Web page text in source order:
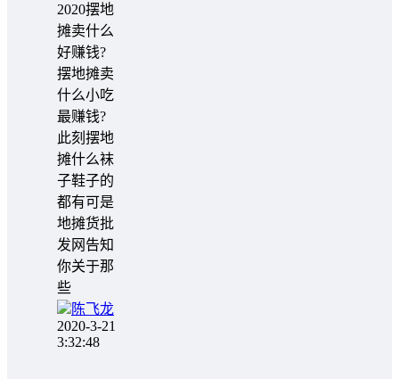
2020摆地
摊卖什么
好赚钱?
摆地摊卖
什么小吃
最赚钱?
此刻摆地
摊什么袜
子鞋子的
都有可是
地摊货批
发网告知
你关于那
些
陈飞龙
2020-3-21
3:32:48